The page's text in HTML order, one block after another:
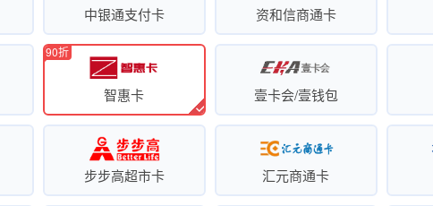
中银通支付卡 资和信商通卡
90折
智惠卡 壹卡会/壹钱包
步步高超市卡 汇元商通卡